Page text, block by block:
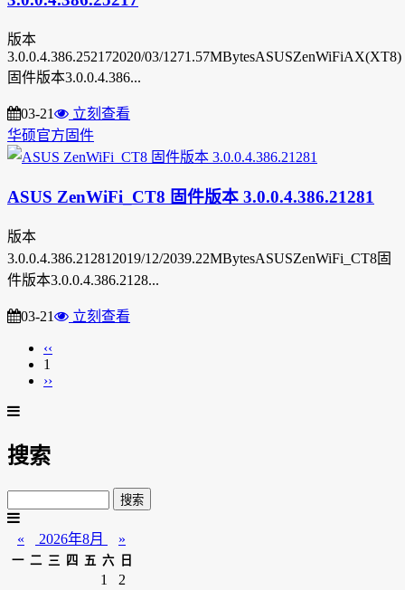
版本
3.0.0.4.386.252172020/03/1271.57MBytesASUSZenWiFiAX(XT8)
固件版本3.0.0.4.386...
03-21
立刻查看
华硕官方固件
ASUS ZenWiFi_CT8 固件版本 3.0.0.4.386.21281
版本
3.0.0.4.386.212812019/12/2039.22MBytesASUSZenWiFi_CT8固
件版本3.0.0.4.386.2128...
03-21 立刻查看
‹‹
1
››
搜索
« 2026年8月 »
一 二 三 四 五 六 日
1
2